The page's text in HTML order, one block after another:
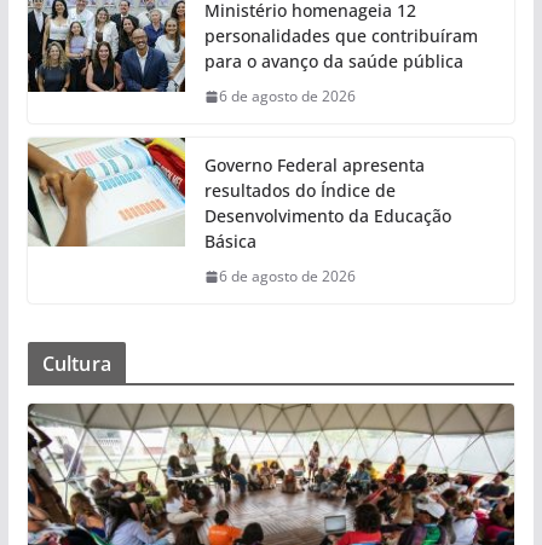
Ministério homenageia 12
personalidades que contribuíram
para o avanço da saúde pública
6 de agosto de 2026
Governo Federal apresenta
resultados do Índice de
Desenvolvimento da Educação
Básica
6 de agosto de 2026
Cultura